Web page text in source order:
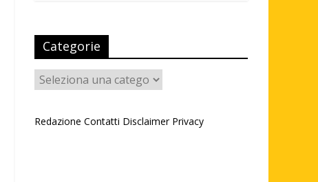
Categorie
Categorie
Redazione Contatti Disclaimer Privacy